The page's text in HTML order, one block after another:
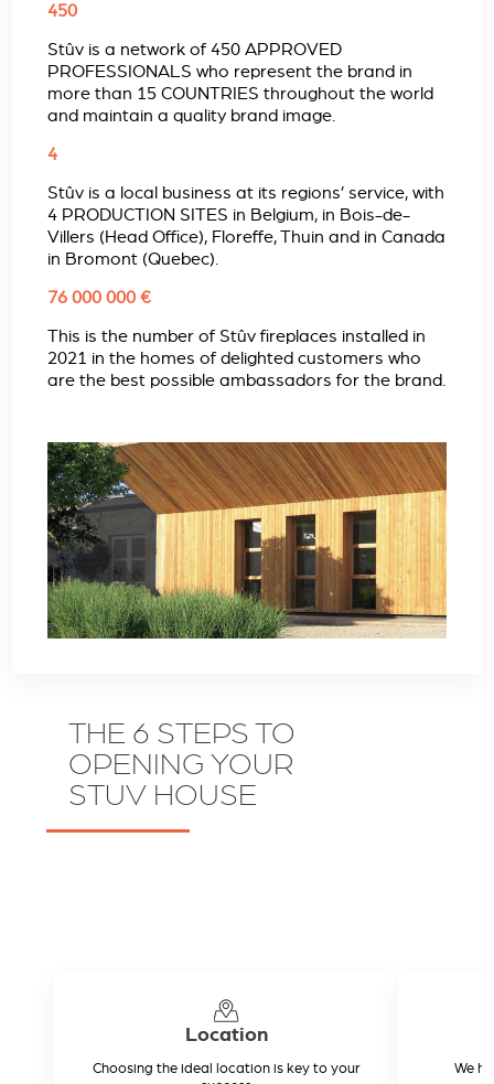
450
Stûv is a network of 450 APPROVED
PROFESSIONALS who represent the brand in
more than 15 COUNTRIES throughout the world
and maintain a quality brand image.
4
Stûv is a local business at its regions’ service, with
4 PRODUCTION SITES in Belgium, in Bois-de-
Villers (Head Office), Floreffe, Thuin and in Canada
in Bromont (Quebec).
76 000 000 €
This is the number of Stûv fireplaces installed in
2021 in the homes of delighted customers who
are the best possible ambassadors for the brand.
THE 6 STEPS TO
OPENING YOUR
STUV HOUSE
Location
Choosing the ideal location is key to your
We